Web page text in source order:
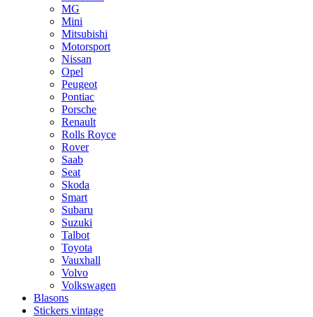
MG
Mini
Mitsubishi
Motorsport
Nissan
Opel
Peugeot
Pontiac
Porsche
Renault
Rolls Royce
Rover
Saab
Seat
Skoda
Smart
Subaru
Suzuki
Talbot
Toyota
Vauxhall
Volvo
Volkswagen
Blasons
Stickers vintage